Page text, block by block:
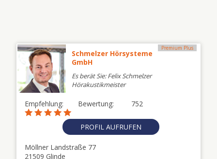
Premium Plus
Schmelzer Hörsysteme
GmbH
Es berät Sie: Felix Schmelzer
Hörakustikmeister
Empfehlung: 752
Bewertung:
PROFIL AUFRUFEN
Möllner Landstraße 77
21509 Glinde